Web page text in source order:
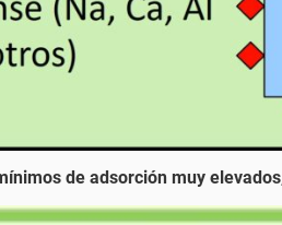
de adsorción muy elevados